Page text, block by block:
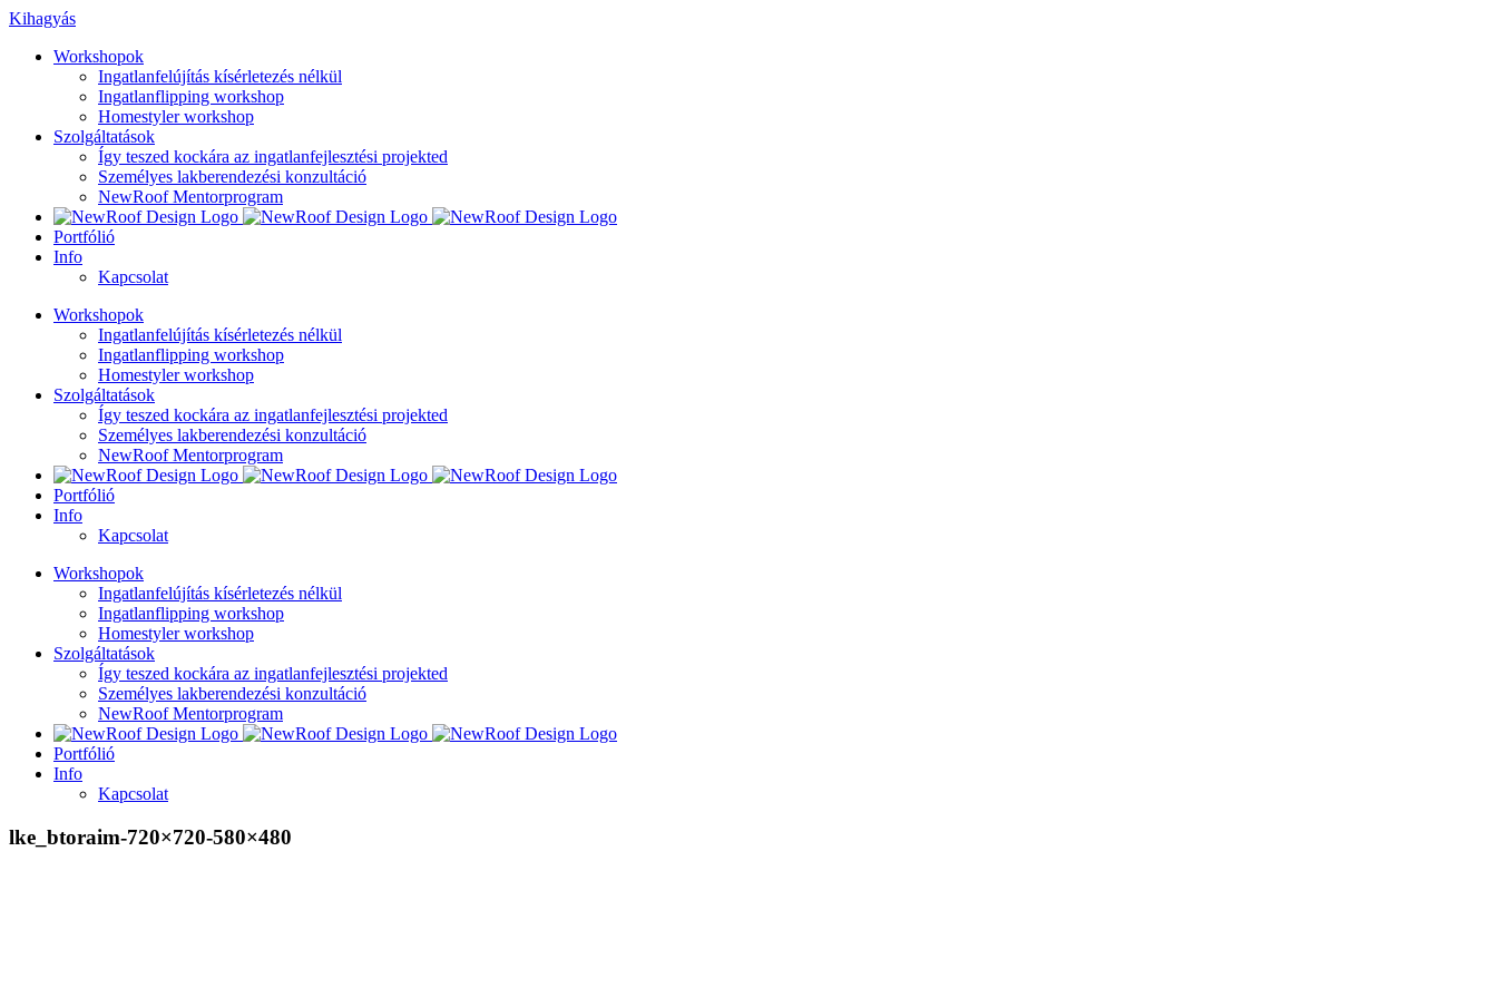
Kihagyás
Workshopok
Ingatlanfelújítás kísérletezés nélkül
Ingatlanflipping workshop
Homestyler workshop
Szolgáltatások
Így teszed kockára az ingatlanfejlesztési projekted
Személyes lakberendezési konzultáció
NewRoof Mentorprogram
Portfólió
Info
Kapcsolat
Workshopok
Ingatlanfelújítás kísérletezés nélkül
Ingatlanflipping workshop
Homestyler workshop
Szolgáltatások
Így teszed kockára az ingatlanfejlesztési projekted
Személyes lakberendezési konzultáció
NewRoof Mentorprogram
Portfólió
Info
Kapcsolat
Workshopok
Ingatlanfelújítás kísérletezés nélkül
Ingatlanflipping workshop
Homestyler workshop
Szolgáltatások
Így teszed kockára az ingatlanfejlesztési projekted
Személyes lakberendezési konzultáció
NewRoof Mentorprogram
Portfólió
Info
Kapcsolat
lke_btoraim-720×720-580×480